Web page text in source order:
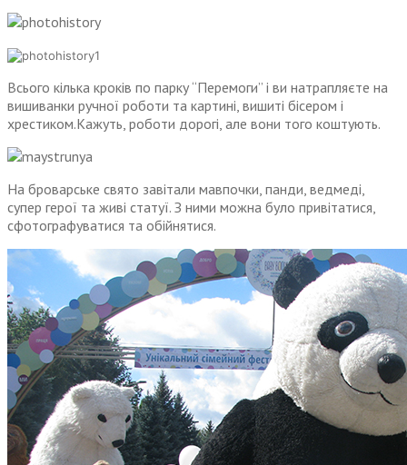
Всього кілька кроків по парку “Перемоги” і ви натрапляєте на
вишиванки ручної роботи та картині, вишиті бісером і
хрестиком.Кажуть, роботи дорогі, але вони того коштують.
На броварське свято завітали мавпочки, панди, ведмеді,
супер герої та живі статуї. З ними можна було привітатися,
сфотографуватися та обійнятися.